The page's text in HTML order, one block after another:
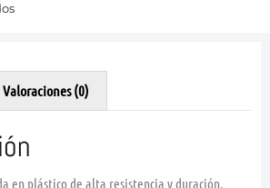
Valoraciones (0)
en plástico de alta resistencia y duración,